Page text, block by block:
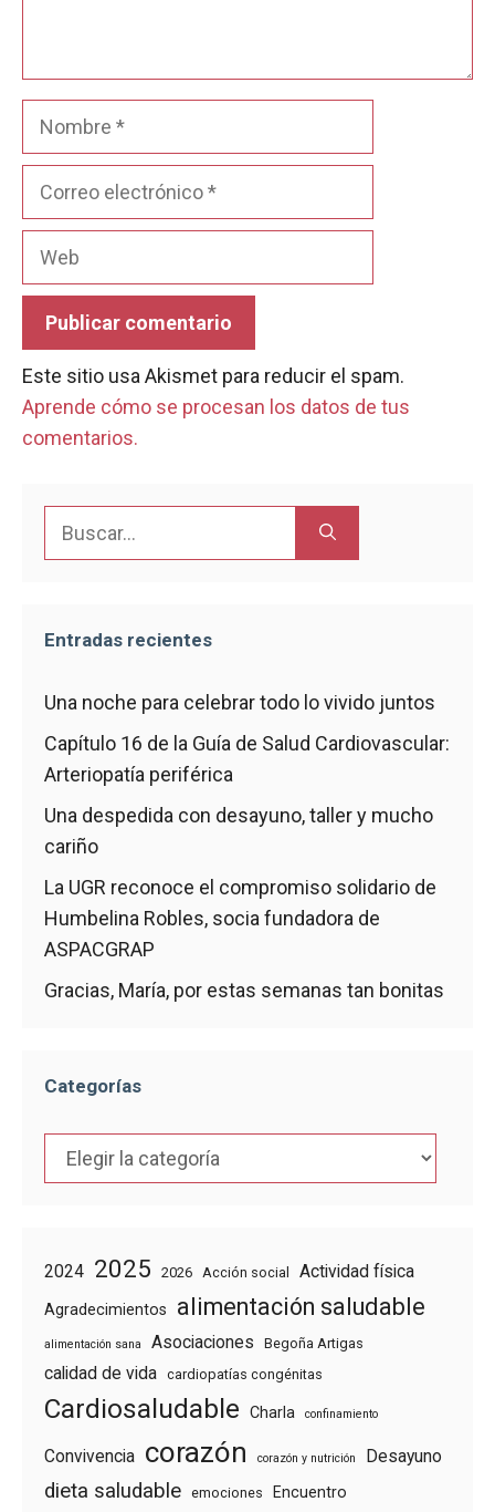
Nombre
Este sitio usa Akismet para reducir el spam.
Aprende cómo se procesan los datos de tus
comentarios.
Entradas recientes
Una noche para celebrar todo lo vivido juntos
Capítulo 16 de la Guía de Salud Cardiovascular:
Arteriopatía periférica
Una despedida con desayuno, taller y mucho
cariño
La UGR reconoce el compromiso solidario de
Humbelina Robles, socia fundadora de
ASPACGRAP
Gracias, María, por estas semanas tan bonitas
Categorías
Categorías
2024 2025 2026 Acción social Actividad física
Agradecimientos alimentación saludable
alimentación sana Asociaciones Begoña Artigas
calidad de vida cardiopatías congénitas
Cardiosaludable Charla confinamiento
Convivencia corazón corazón y nutrición Desayuno
dieta saludable emociones Encuentro